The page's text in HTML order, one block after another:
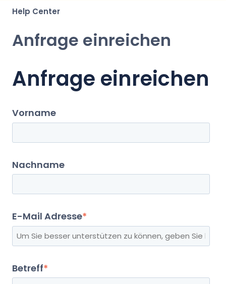
Help Center
Anfrage einreichen
Anfrage einreichen
Vorname
Nachname
E-Mail Adresse*
Betreff*